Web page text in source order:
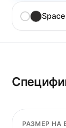
РАЗМЕР НА